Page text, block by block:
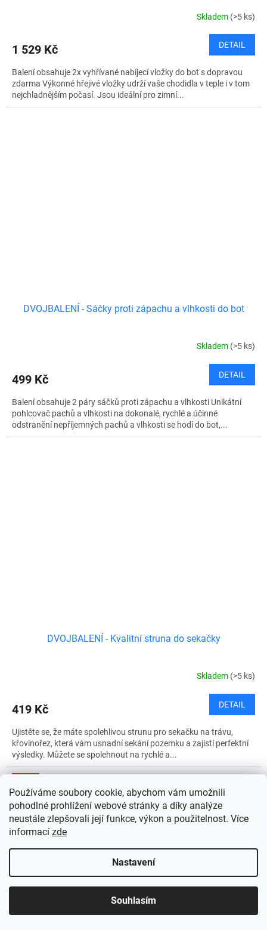
Používáme soubory cookie, abychom vám umožnili
pohodlné prohlížení webové stránky a díky analýze
neustále zlepšovali její funkce, výkon a použitelnost. Více
informací zde
Nastavení
Souhlasím
R
M
A
Skladem (>5 ks)
1 529 Kč DETAIL
Balení obsahuje 2x vyhřívané nabíjecí vložky do bot s dopravou
zdarma Výkonné hřejivé vložky udrží vaše chodidla v teple i v tom
nejchladnějším počasí. Jsou ideální pro zimní...
DVOJBALENÍ - Sáčky proti zápachu a vlhkosti do bot
Skladem (>5 ks)
499 Kč DETAIL
Balení obsahuje 2 páry sáčků proti zápachu a vlhkosti Unikátní
pohlcovač pachů a vlhkosti na dokonalé, rychlé a účinné
odstranění nepříjemných pachů a vlhkosti se hodí do bot,...
DVOJBALENÍ - Kvalitní struna do sekačky
Skladem (>5 ks)
419 Kč DETAIL
Ujistěte se, že máte spolehlivou strunu pro sekačku na trávu,
křovinořez, která vám usnadní sekání pozemku a zajistí perfektní
výsledky. Můžete se spolehnout na rychlé a...
Tip